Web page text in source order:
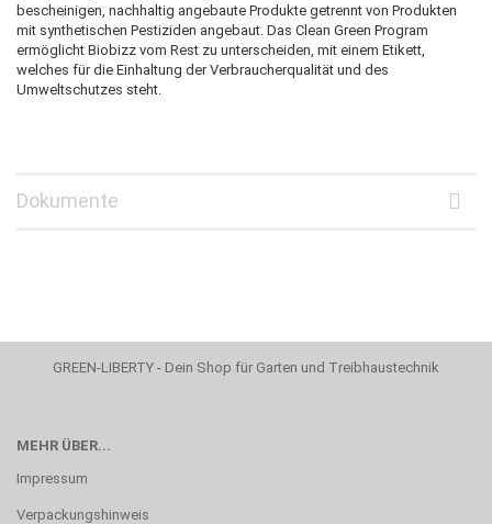
bescheinigen, nachhaltig angebaute Produkte getrennt von Produkten
mit synthetischen Pestiziden angebaut. Das Clean Green Program
ermöglicht Biobizz vom Rest zu unterscheiden, mit einem Etikett,
welches für die Einhaltung der Verbraucherqualität und des
Umweltschutzes steht.
Dokumente
GREEN-LIBERTY - Dein Shop für Garten und Treibhaustechnik
MEHR ÜBER...
Impressum
Verpackungshinweis